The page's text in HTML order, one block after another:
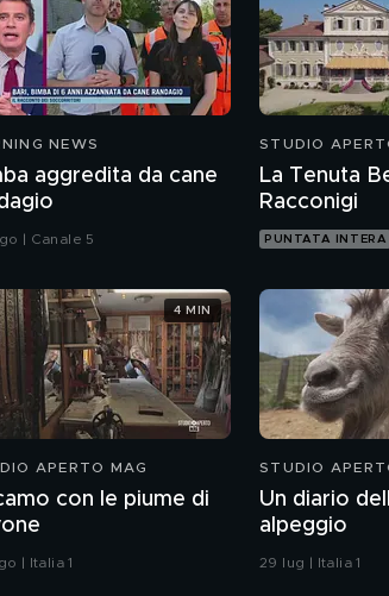
NEWS
aggredita da cane
| Canale 5
STUDIO
La Tenuta
Racconigi
PUNTATA INTERA
APERTO MAG
con le piume di
| Italia 1
4 MIN
STUDIO
Un diario
alpeggio
29 lug | Italia 1